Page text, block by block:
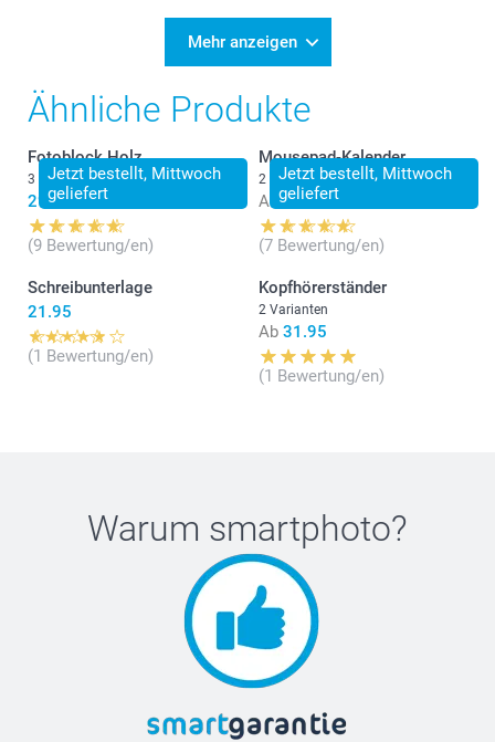
Mehr anzeigen
Ähnliche Produkte
Jetzt bestellt, Mittwoch
geliefert
Fotoblock Holz
3 Varianten
29.95
(9 Bewertung/en)
Jetzt bestellt, Mittwoch
geliefert
Mousepad-Kalender
2 Varianten
Ab 14.95
(7 Bewertung/en)
Schreibunterlage
21.95
(1 Bewertung/en)
Kopfhörerständer
2 Varianten
Ab 31.95
(1 Bewertung/en)
Warum smartphoto?